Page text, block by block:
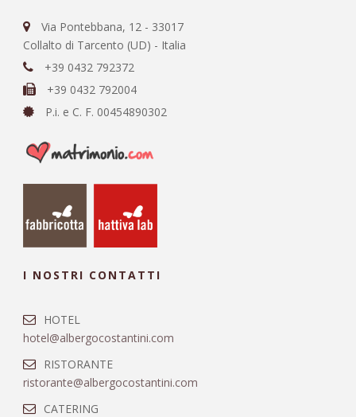
Via Pontebbana, 12 - 33017
Collalto di Tarcento (UD) - Italia
+39 0432 792372
+39 0432 792004
P.i. e C. F. 00454890302
I NOSTRI CONTATTI
HOTEL
hotel@albergocostantini.com
RISTORANTE
ristorante@albergocostantini.com
CATERING